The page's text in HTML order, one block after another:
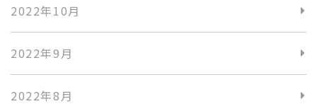
2022年10月
2022年9月
2022年8月